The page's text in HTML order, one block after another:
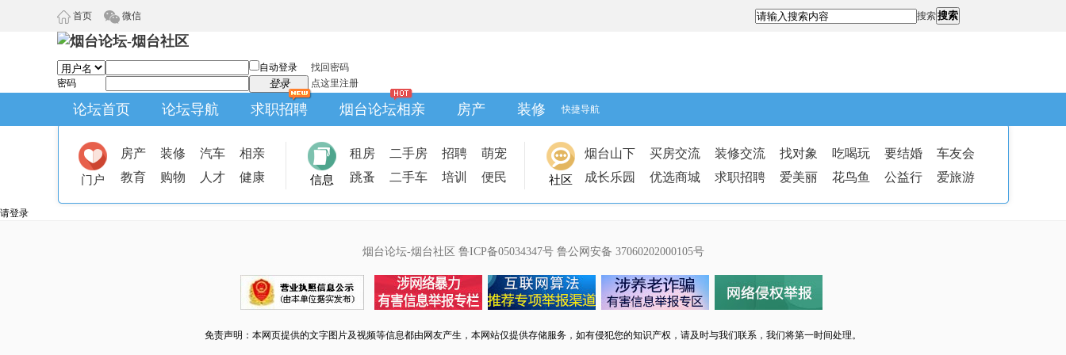
首页 微信 搜索搜索
自动登录
找回密码
密码
登录 点这里注册
论坛首页 论坛导航 求职招聘 烟台论坛相亲 房产 装修 快捷导航
门户
房产 装修 汽车
相亲
教育
购物 人才 健康 信息
租房 二手房 招聘
萌宠
跳蚤
二手车 培训 便民 社区
烟台山下 买房交流 装修交流 找对象 吃喝玩 要结婚
车友会
成长乐园
优选商城 求职招聘 爱美丽 花鸟鱼 公益行 爱旅游
请登录
烟台论坛-烟台社区 鲁ICP备05034347号 鲁公网安备 37060202000105号
免责声明：本网页提供的文字图片及视频等信息都由网友产生，本网站仅提供存储服务，如有侵犯您的知识产权，请及时与我们联系，我们将第一时间处理。